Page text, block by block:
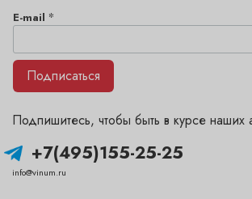
+7(495)155-25-25
info@vinum.ru
Подпишитесь, чтобы быть в курсе наших
E-mail *
Подписаться